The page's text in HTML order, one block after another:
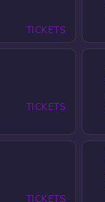
TICKETS
TICKETS
TICKETS